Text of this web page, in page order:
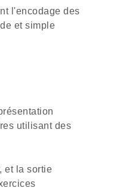
l'encodage des
et simple
utilisant des
et la sortie